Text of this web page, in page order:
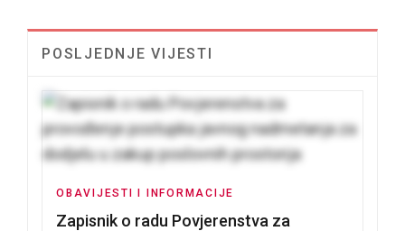
POSLJEDNJE VIJESTI
OBAVIJESTI I INFORMACIJE
Zapisnik o radu Povjerenstva za